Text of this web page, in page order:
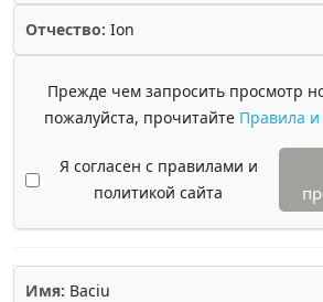
Отчество: Ion
Прежде чем запросить просмотр
пожалуйста, прочитайте Правила и
Я согласен с правилами и
политикой сайта
Имя: Baciu